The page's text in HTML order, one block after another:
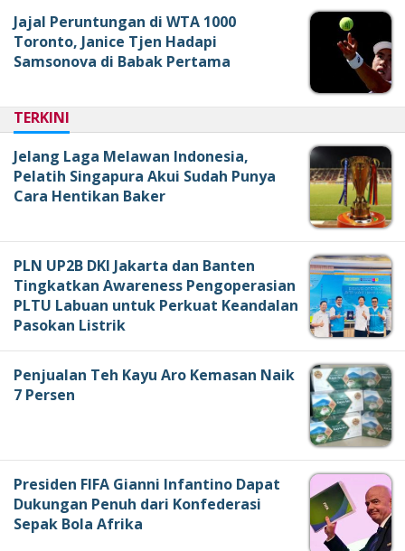
Jajal Peruntungan di WTA 1000
Toronto, Janice Tjen Hadapi
Samsonova di Babak Pertama
TERKINI
Jelang Laga Melawan Indonesia,
Pelatih Singapura Akui Sudah Punya
Cara Hentikan Baker
PLN UP2B DKI Jakarta dan Banten
Tingkatkan Awareness Pengoperasian
PLTU Labuan untuk Perkuat Keandalan
Pasokan Listrik
Penjualan Teh Kayu Aro Kemasan Naik
7 Persen
Presiden FIFA Gianni Infantino Dapat
Dukungan Penuh dari Konfederasi
Sepak Bola Afrika